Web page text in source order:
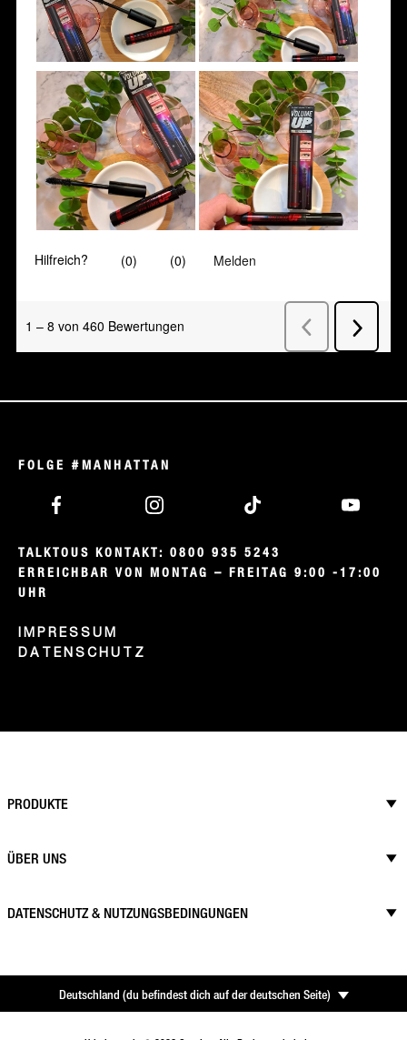
FOLGE #MANHATTAN
TALKTOUS KONTAKT: 0800 935 5243
ERREICHBAR VON MONTAG – FREITAG 9:00 -17:00
UHR
IMPRESSUM
DATENSCHUTZ
PRODUKTE
ÜBER UNS
DATENSCHUTZ & NUTZUNGSBEDINGUNGEN
Deutschland (du befindest dich auf der deutschen Seite)